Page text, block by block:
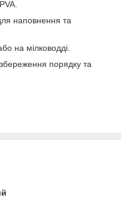
наповнення та
на мілководді.
збереження порядку та